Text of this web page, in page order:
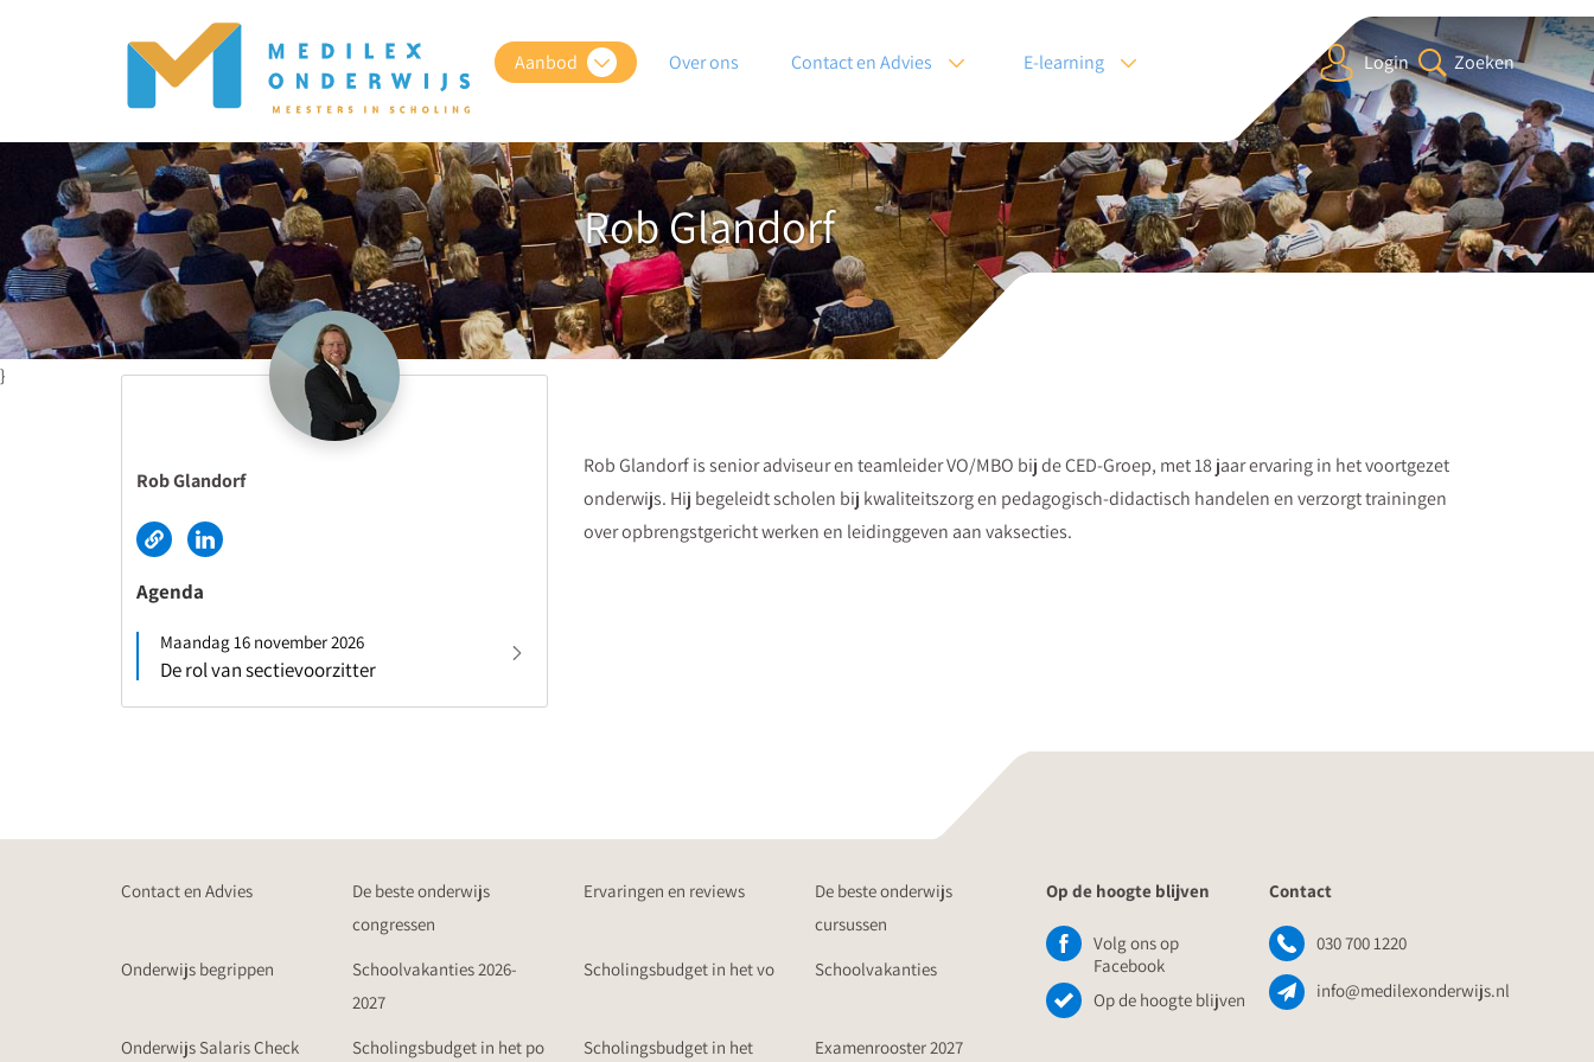
Aanbod Over ons Contact en Advies E-learning Login Zoeken
Rob Glandorf
}
Rob Glandorf
Agenda
Maandag 16 november 2026
De rol van sectievoorzitter
Rob Glandorf is senior adviseur en teamleider VO/MBO bij de CED-Groep, met 18 jaar ervaring in het voortgezet
onderwijs. Hij begeleidt scholen bij kwaliteitszorg en pedagogisch-didactisch handelen en verzorgt trainingen
over opbrengstgericht werken en leidinggeven aan vaksecties.
Contact en Advies
De beste onderwijs
congressen
Ervaringen en reviews
De beste onderwijs
cursussen
Onderwijs begrippen
Schoolvakanties 2026-
2027
Scholingsbudget in het vo Schoolvakanties
Onderwijs Salaris Check Scholingsbudget in het po Scholingsbudget in het Examenrooster 2027
Op de hoogte blijven
Volg ons op
Facebook
Op de hoogte blijven
Contact
030 700 1220
info@medilexonderwijs.nl